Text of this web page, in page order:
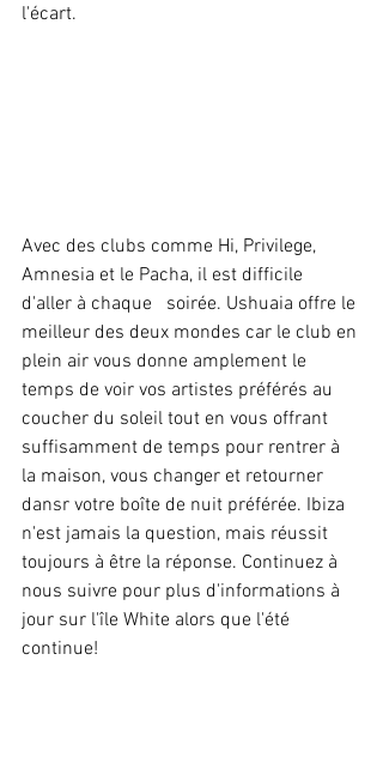
l'écart.
Avec des clubs comme Hi, Privilege,
Amnesia et le Pacha, il est difficile
d'aller à chaque   soirée. Ushuaia offre le
meilleur des deux mondes car le club en
plein air vous donne amplement le
temps de voir vos artistes préférés au
coucher du soleil tout en vous offrant
suffisamment de temps pour rentrer à
la maison, vous changer et retourner
dansr votre boîte de nuit préférée. Ibiza
n'est jamais la question, mais réussit
toujours à être la réponse. Continuez à
nous suivre pour plus d'informations à
jour sur l'île White alors que l'été
continue!